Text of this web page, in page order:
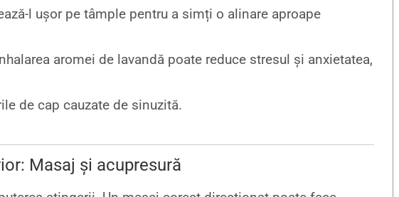
l ușor pe tâmple pentru a simți o alinare aproape
aromei de lavandă poate reduce stresul și anxietatea,
de cap cauzate de sinuzită.
Masaj și acupresură